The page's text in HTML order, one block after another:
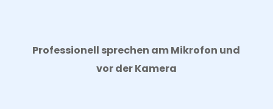
Professionell sprechen am Mikrofon und
vor der Kamera